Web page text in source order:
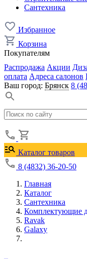
Сантехника
Избранное
Корзина
Покупателям
Распродажа Акции
оплата Адреса салонов
Ваш город: Брянск 8
Каталог товаров
8 (4832) 36-20-50
Главная
Каталог
Сантехника
Комплектующие
Ravak
Galaxy